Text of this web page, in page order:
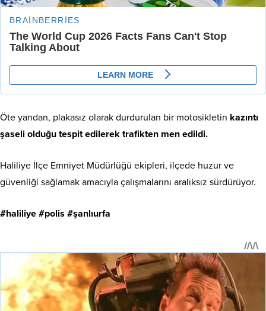
Öte yandan, plakasız olarak durdurulan bir motosikletin kazıntı
şaseli olduğu tespit edilerek trafikten men edildi.
Haliliye İlçe Emniyet Müdürlüğü ekipleri, ilçede huzur ve
güvenliği sağlamak amacıyla çalışmalarını aralıksız sürdürüyor.
#haliliye #polis #şanlıurfa